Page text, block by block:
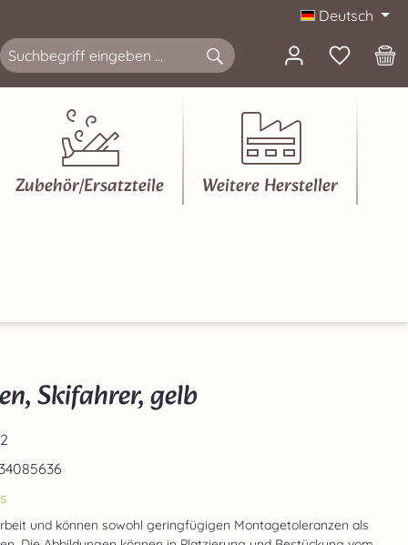
Deutsch
Zubehör/Ersatzteile Weitere Hersteller
Skifahrer, gelb
und können sowohl geringfügigen Montagetoleranzen als